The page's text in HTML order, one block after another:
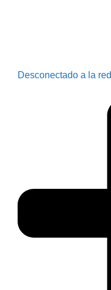
Desconectado a la red